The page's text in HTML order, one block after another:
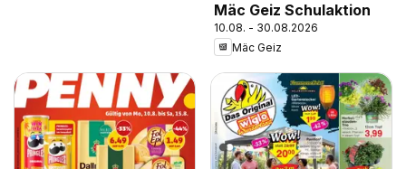
Mäc Geiz Schulaktion
10.08. - 30.08.2026
Mäc Geiz